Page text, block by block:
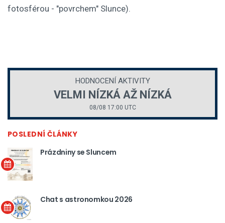
HODNOCENÍ AKTIVITY
VELMI NÍZKÁ AŽ NÍZKÁ
08/08 17:00 UTC
POSLEDNÍ ČLÁNKY
Prázdniny se Sluncem
Chat s astronomkou 2026
fotosférou - "povrchem" Slunce).